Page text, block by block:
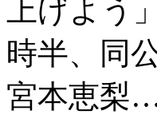
上げよう
時半、同
宮本恵梨